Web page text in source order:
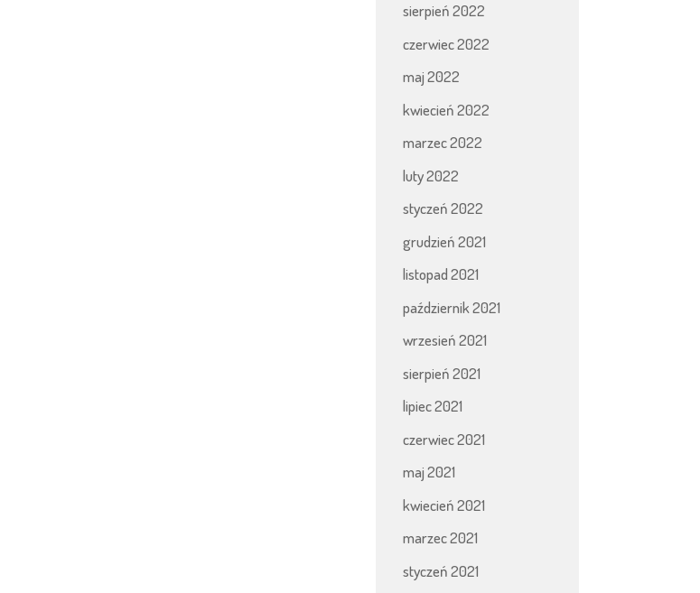
sierpień 2022
czerwiec 2022
maj 2022
kwiecień 2022
marzec 2022
luty 2022
styczeń 2022
grudzień 2021
listopad 2021
październik 2021
wrzesień 2021
sierpień 2021
lipiec 2021
czerwiec 2021
maj 2021
kwiecień 2021
marzec 2021
styczeń 2021